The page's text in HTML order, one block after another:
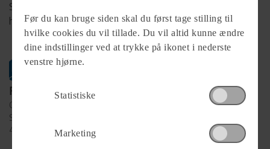
Se komplet info på forhandlerens
hjemmeside
Forhandler
Campinggården Slagelse
Sorøvej 97
4200 Slagelse
Før du kan bruge siden skal du først tage stilling til
hvilke cookies du vil tillade. Du vil altid kunne ændre
dine indstillinger ved at trykke på ikonet i nederste
venstre hjørne.
Statistiske
Marketing